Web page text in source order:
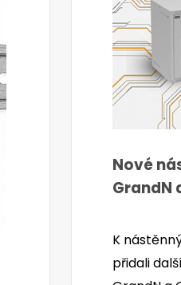
Nové
GrandN
K
přidali